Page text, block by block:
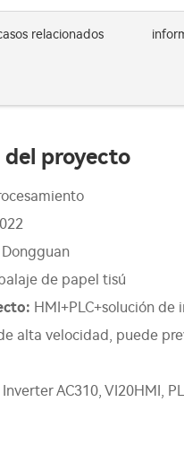
relacionados
del proyecto
de papel tisú
HMI+PLC+solución de
alta velocidad, puede
Inverter AC310, VI20HMI,